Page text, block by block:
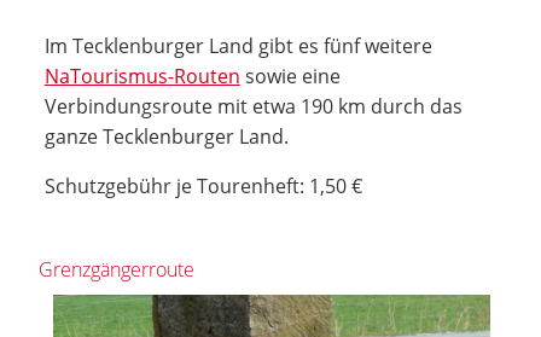
Im Tecklenburger Land gibt es fünf weitere
NaTourismus-Routen sowie eine
Verbindungsroute mit etwa 190 km durch das
ganze Tecklenburger Land.
Schutzgebühr je Tourenheft: 1,50 €
Grenzgängerroute